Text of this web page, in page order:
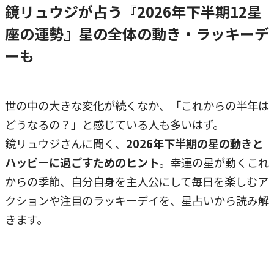
鏡リュウジが占う『2026年下半期12星
座の運勢』星の全体の動き・ラッキーデ
ーも
世の中の大きな変化が続くなか、「これからの半年は
どうなるの？」と感じている人も多いはず。
鏡リュウジさんに聞く、 2026年下半期の星の動きと
ハッピーに過ごすためのヒント。幸運の星が動くこれ
からの季節、自分自身を主人公にして毎日を楽しむア
クションや注目のラッキーデイを、星占いから読み解
きます。